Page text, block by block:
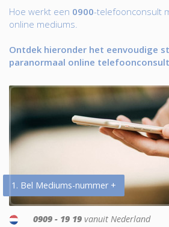
Hoe werkt een 0900-telefoonconsult
online mediums.
Ontdek hieronder het eenvoudige
paranormaal online
1. Bel Mediums-nummer +
0909 - 19 19 vanuit Nederland